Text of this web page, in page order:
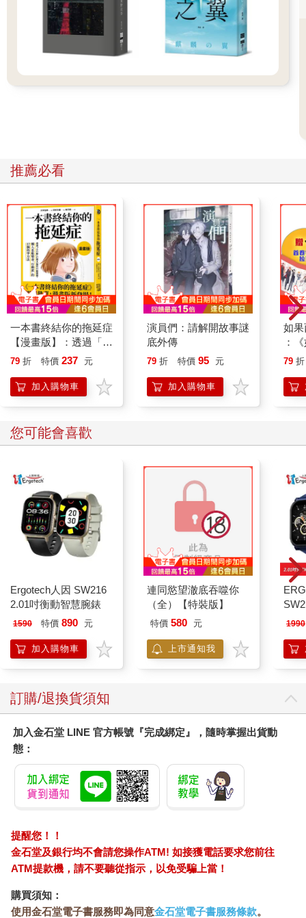
推薦必看
一本書終結你的拖延症
【漫畫版】：透過「小
行動」打開大腦的行動
「行動派」的37個科
學方法
79 折 特價 237 元
加入購物車
演員們：請解開故事謎
底外傳
79 折 特價 95 元
加入購物車
如
：
喵
79 折
您可能會喜歡
Ergotech人因 SW216
2.01吋衡動智慧腕錶
1590 特價 890 元
加入購物車
連同慾望澈底吞噬你
（全）【特裝版】
特價 580 元
上市通知我
泳
1990
訂購/退換貨須知
加入金石堂 LINE 官方帳號『完成綁定』，隨時掌握出貨動
態：
提醒您！！
金石堂及銀行均不會請您操作ATM! 如接獲電話要求您前往
ATM提款機，請不要聽從指示，以免受騙上當！
購買須知：
使用金石堂電子書服務即為同意金石堂電子書服務條款。